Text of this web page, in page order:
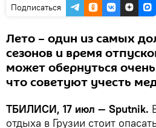
Подписаться
Лето – один из самых
сезонов и время
может обернуться
что советуют учесть
ТБИЛИСИ, 17 июл — Sputnik.
отдыха в Грузии стоит